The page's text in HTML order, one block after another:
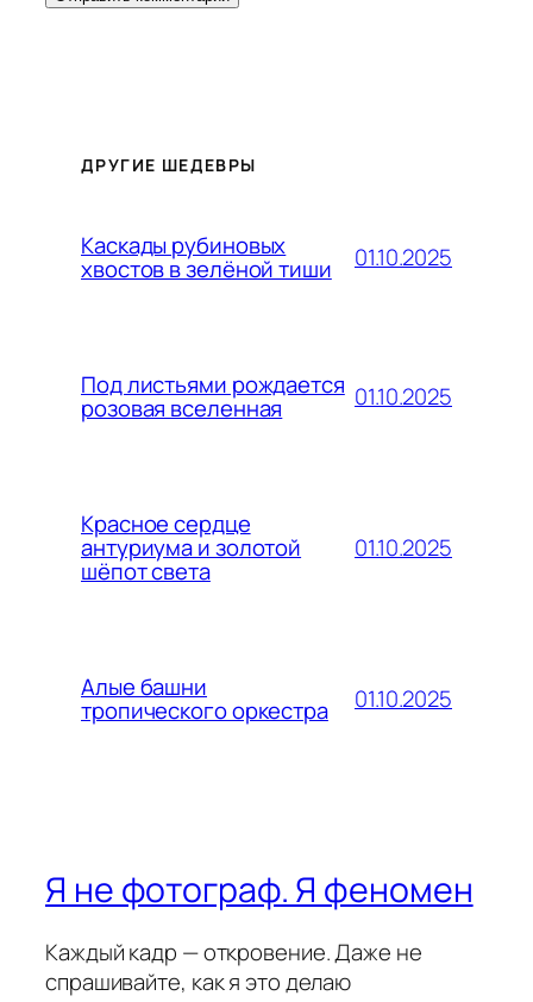
ДРУГИЕ ШЕДЕВРЫ
Каскады рубиновых
хвостов в зелёной тиши 01.10.2025
Под листьями рождается
розовая вселенная 01.10.2025
Красное сердце
антуриума и золотой
шёпот света
01.10.2025
Алые башни
тропического оркестра 01.10.2025
Я не фотограф. Я феномен
Каждый кадр — откровение. Даже не
спрашивайте, как я это делаю